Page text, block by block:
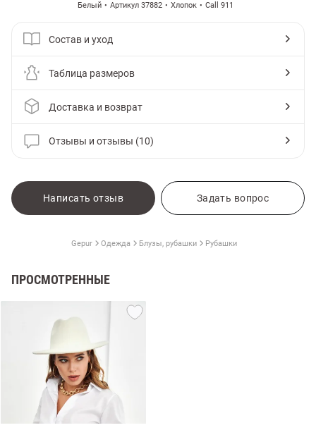
Белый Артикул 37882 Хлопок Call 911
Состав и уход
Таблица размеров
Доставка и возврат
Отзывы и отзывы (10)
Написать отзыв Задать вопрос
Gepur Одежда Блузы, рубашки Рубашки
ПРОСМОТРЕННЫЕ